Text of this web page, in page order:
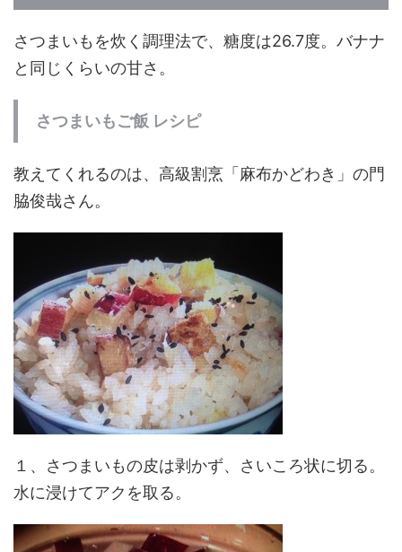
さつまいもを炊く調理法で、糖度は26.7度。バナナ
と同じくらいの甘さ。
さつまいもご飯 レシピ
教えてくれるのは、高級割烹「麻布かどわき」の門
脇俊哉さん。
１、さつまいもの皮は剥かず、さいころ状に切る。
水に浸けてアクを取る。